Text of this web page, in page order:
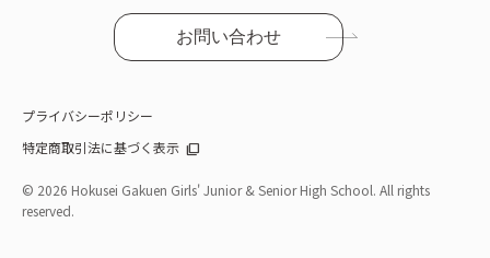
お問い合わせ
プライバシーポリシー
特定商取引法に基づく表示
© 2026 Hokusei Gakuen Girls' Junior & Senior High School. All rights
reserved.